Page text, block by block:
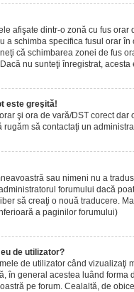
afişate dintr-o zonă cu fus orar
a schimba specifica fusul orar
că schimbarea zonei de fus
nu sunteţi înregistrat, acesta
este greşită!
şi ora de vară/DST corect
să contactaţi un
sau nimeni nu a
forumului dacă
să creaţi o nouă traducere.
a paginilor forumului)
de utilizator?
de utilizator când vizualizaţi
în general acestea luând forma
pe forum. Cealaltă, de